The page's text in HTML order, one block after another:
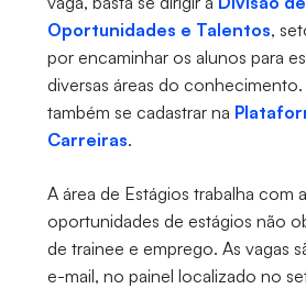
Oportunidades e Talentos,
por encaminhar os alunos para
diversas áreas do
também se cadastrar na
Carreiras.
A área de Estágios trabalha com
oportunidades de estágios não
de trainee e emprego. As vagas
e-mail, no painel localizado no